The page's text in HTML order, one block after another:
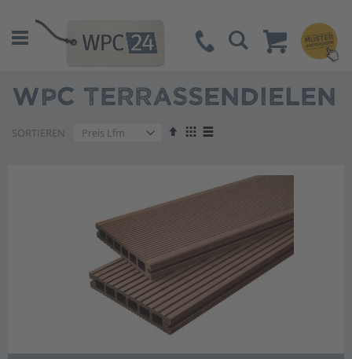
Suche
WPC TERRASSENDIELEN
SORTIEREN
AbsteigendAnzeigen